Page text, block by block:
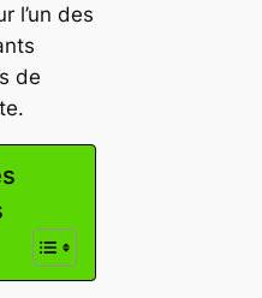
l’un des
de